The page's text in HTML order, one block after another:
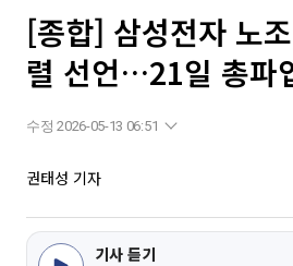
[종합] 삼성전자 노
렬 선언…21일 총파
수정 2026-05-13 06:51
권태성 기자
기사 듣기